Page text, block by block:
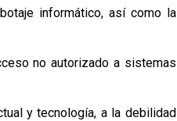
informático, así como la
no autorizado a sistemas
y tecnología, a la debilidad